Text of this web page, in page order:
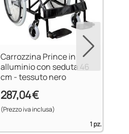
Carrozzina Prince in
alluminio con seduta 46
cm - tessuto nero
287,04 €
(Prezzo iva inclusa)
1 pz.